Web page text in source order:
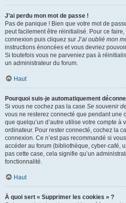
J’ai perdu mon mot de passe !
Pas de panique ! Bien que votre mot de
peut facilement être réinitialisé. Pour ce
connexion puis cliquez sur J’ai oublié mon
instructions énoncées et vous devriez
Si toutefois vous ne parveniez pas à
un administrateur du forum.
Haut
Pourquoi suis-je automatiquement
Si vous ne cochez pas la case Se souvenir
vous ne resterez connecté que pendant une
que quelqu’un d’autre utilise votre compte à
ordinateur. Pour rester connecté, cochez la
connexion. Ce n’est pas recommandé si
accéder au forum (bibliothèque, cyber-café,
pas cette case, cela signifie qu’un
fonctionnalité.
Haut
À quoi sert « Supprimer les cookies » ?